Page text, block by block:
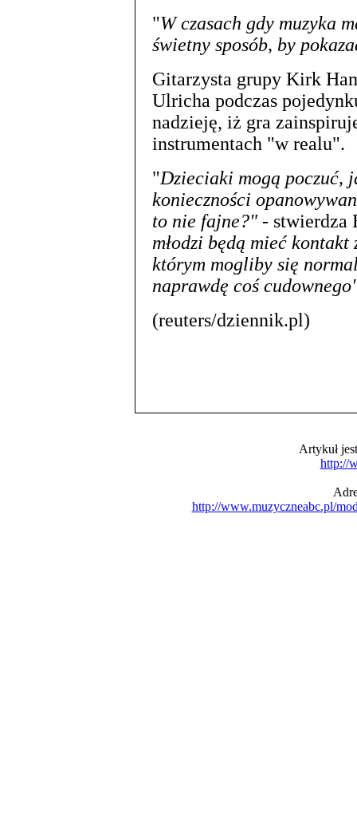
"W czasach gdy muzyka
świetny sposób, by
Gitarzysta grupy Kirk
Ulricha podczas
nadzieję, iż gra
instrumentach "w realu".
"Dzieciaki mogą poczuć,
konieczności
to nie fajne?" - stwierdza
młodzi będą mieć
którym mogliby się
naprawdę coś
(reuters/dziennik.pl)
Artykuł
http://
http://www.muzyczneabc.pl/